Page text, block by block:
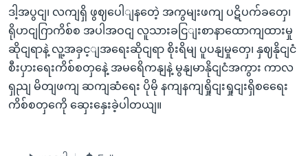
ဒါ့အပွငျ၊ လကျရှိ ဖွဈပေါျနတေဲ့ အကွမျးဖကျ ပဋိပက်ခတှေ၊
ရိုဟငျဂြာကိစ်စ အပါအဝငျ လူသားခငြျးစာနာထောကျထားမှု
ဆိုငျရာနဲ့ လူ့အခှင့ျအရေးဆိုငျရာ စိုးရိမျ ပူပနျမှုတှေ၊ နှဈနိုငျငံ
စီးပှားရေးကိစ်စတှနေဲ့ အမရေိကနျနဲ့ မွနျမာနိုငျငံအကွား ကာလ
ရှညျ မိတျဖကျ ဆကျဆံရေး ပိုမို နကျနကျရှိုငျးရှုငျးရှိစရေေး
ကိစ်စတှကေို ဆှေးနှေးခဲ့ပါတယျ။